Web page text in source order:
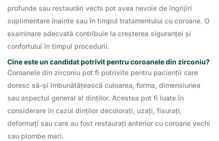
profunde sau restaurări vechi pot avea nevoie de îngrijiri
suplimentare înainte sau în timpul tratamentului cu coroane. O
examinare adecvată contribuie la creșterea siguranței și
confortului în timpul procedurii.
Cine este un candidat potrivit pentru coroanele din zirconiu?
Coroanele din zirconiu pot fi potrivite pentru pacienții care
doresc să-și îmbunătățească culoarea, forma, dimensiunea
sau aspectul general al dinților. Acestea pot fi luate în
considerare în cazul dinților decolorați, uzați, fisurați,
deformați sau care au fost restaurați anterior cu coroane vechi
sau plombe mari.